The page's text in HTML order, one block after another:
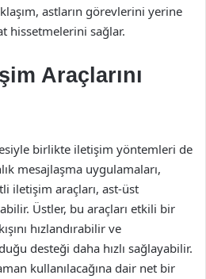
astların görevlerini yerine
hissetmelerini sağlar.
Araçlarını
birlikte iletişim yöntemleri de
mesajlaşma uygulamaları,
iletişim araçları, ast-üst
Üstler, bu araçları etkili bir
hızlandırabilir ve
desteği daha hızlı sağlayabilir.
kullanılacağına dair net bir